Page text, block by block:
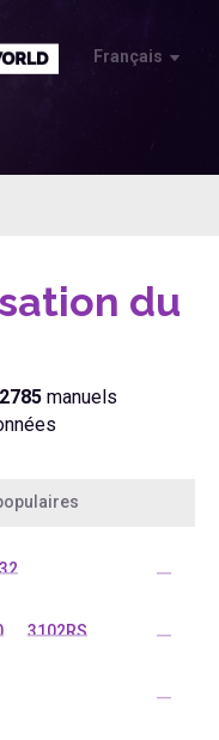
Français
du
2785 manuels
...
3102RS ...
...